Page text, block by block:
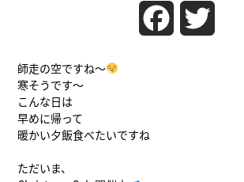
Facebook
師走の空ですね〜
寒そうです〜
こんな日は
早めに帰って
暖かい夕飯食べたいですね
ただいま、